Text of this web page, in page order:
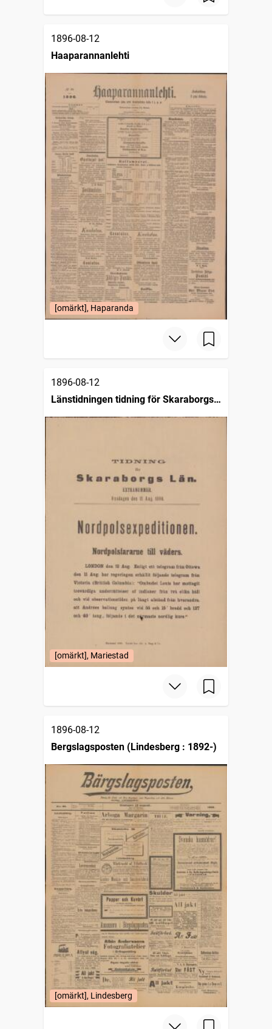
1896-08-12
Haaparannanlehti
[omärkt], Haparanda
1896-08-12
Länstidningen tidning för Skaraborgs
län
[omärkt], Mariestad
1896-08-12
Bergslagsposten (Lindesberg : 1892-)
[omärkt], Lindesberg